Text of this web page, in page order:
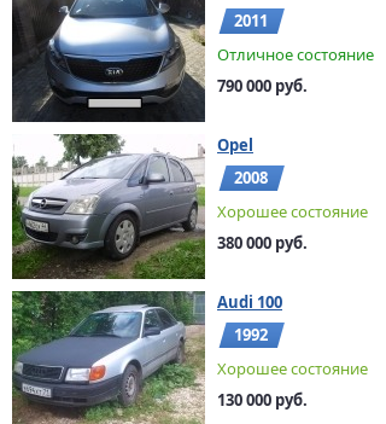
2011
Отличное состояние
790 000 руб.
Opel
2008
Хорошее состояние
380 000 руб.
Audi 100
1992
Хорошее состояние
130 000 руб.